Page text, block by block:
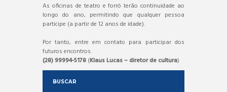
As oficinas de teatro e forró terão continuidade ao
longo do ano, permitindo que qualquer pessoa
participe (a partir de 12 anos de idade).
Por tanto, entre em contato para participar dos
futuros encontros.
(28) 99994-5178 (Klaus Lucas – diretor de cultura)
BUSCAR